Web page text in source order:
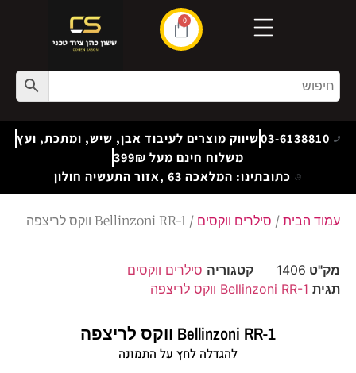
0
03-6138810שיווק מוצרים לעיבוד אבן, שיש, ומתכת, ועץ
משלוח חינם מעל 399₪
כתובתינו: המלאכה 63 ,אזור התעשיה חולון
עמוד הבית / סילרים ווקסים / Bellinzoni RR-1 ווקס לריצפה
מק"ט 1406 קטגוריה סילרים ווקסים
תגית Bellinzoni RR-1 ווקס לריצפה
Bellinzoni RR-1 ווקס לריצפה
להגדלה לחץ על התמונה